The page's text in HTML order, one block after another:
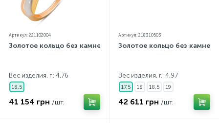
Артикул: 221102004
Золотое кольцо без камней
Вес изделия, г.: 4,76
18,5
41 154 грн /шт.
Артикул: 218310503
Золотое кольцо без камней
Вес изделия, г.: 4,97
17,5 18 18,5 19
42 611 грн /шт.